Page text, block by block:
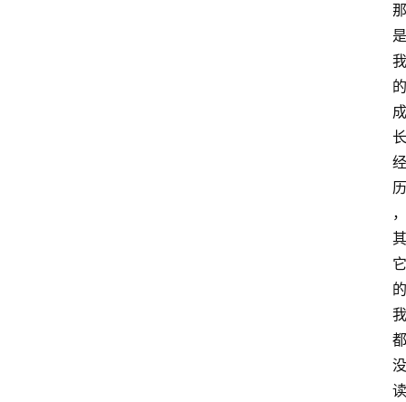
那
是
我
的
成
长
经
历
，
其
它
的
我
都
没
读